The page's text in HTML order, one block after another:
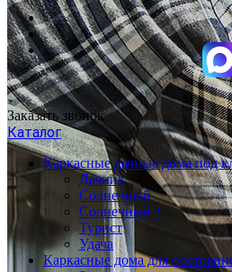
Заказать звонок
Каталог
Каркасные дачные дома под
Дачник
Солнечный
Солнечный +
Турист
Удача
Каркасные дома для